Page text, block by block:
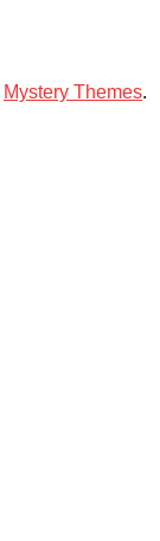
Mystery Themes.